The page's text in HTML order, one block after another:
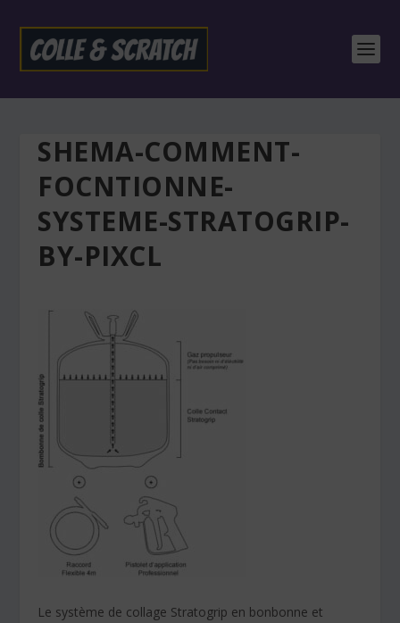
SHEMA-COMMENT-
FOCNTIONNE-
SYSTEME-STRATOGRIP-
BY-PIXCL
Le système de collage Stratogrip en bonbonne et